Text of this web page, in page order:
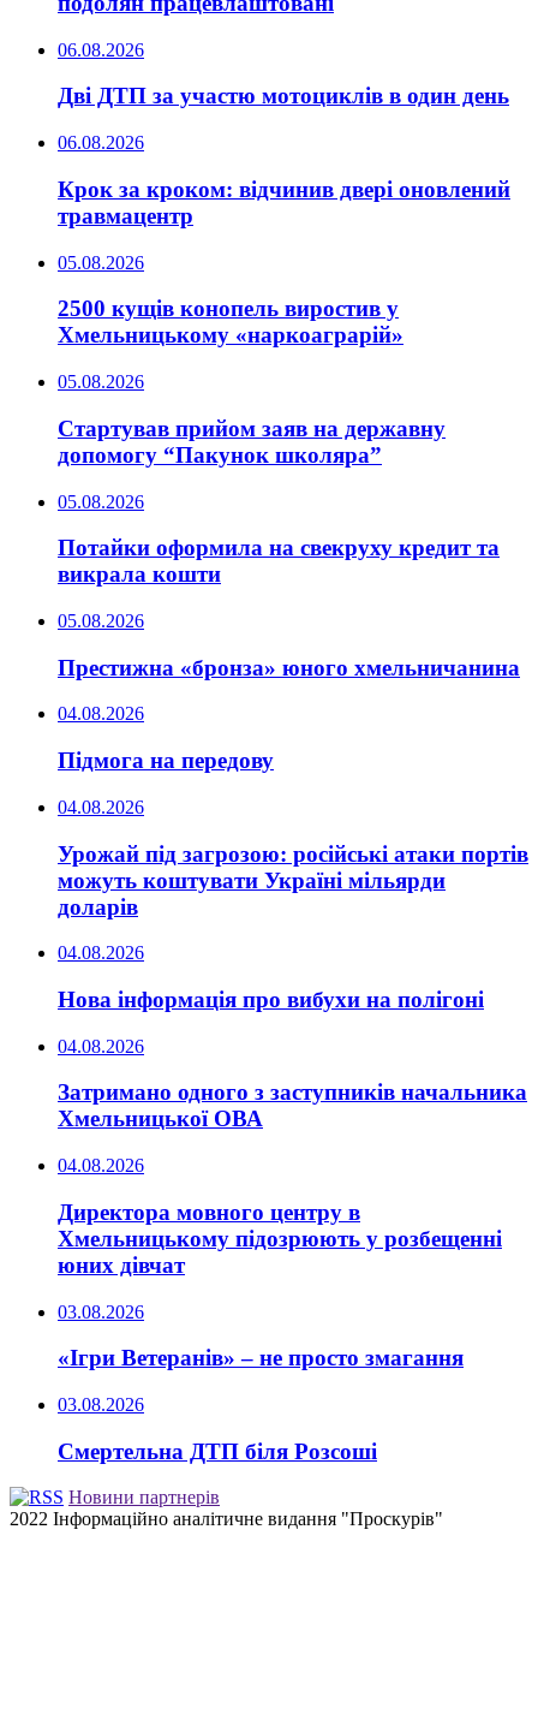
06.08.2026
Дві ДТП за участю мотоциклів в один день
06.08.2026
Крок за кроком: відчинив двері оновлений
травмацентр
05.08.2026
2500 кущів конопель виростив у
Хмельницькому «наркоаграрій»
05.08.2026
Стартував прийом заяв на державну
допомогу “Пакунок школяра”
05.08.2026
Потайки оформила на свекруху кредит та
викрала кошти
05.08.2026
Престижна «бронза» юного хмельничанина
04.08.2026
Підмога на передову
04.08.2026
Урожай під загрозою: російські атаки портів
можуть коштувати Україні мільярди
доларів
04.08.2026
Нова інформація про вибухи на полігоні
04.08.2026
Затримано одного з заступників начальника
Хмельницької ОВА
04.08.2026
Директора мовного центру в
Хмельницькому підозрюють у розбещенні
юних дівчат
03.08.2026
«Ігри Ветеранів» – не просто змагання
03.08.2026
Смертельна ДТП біля Розсоші
Новини партнерів
2022 Інформаційно аналітичне видання "Проскурів"